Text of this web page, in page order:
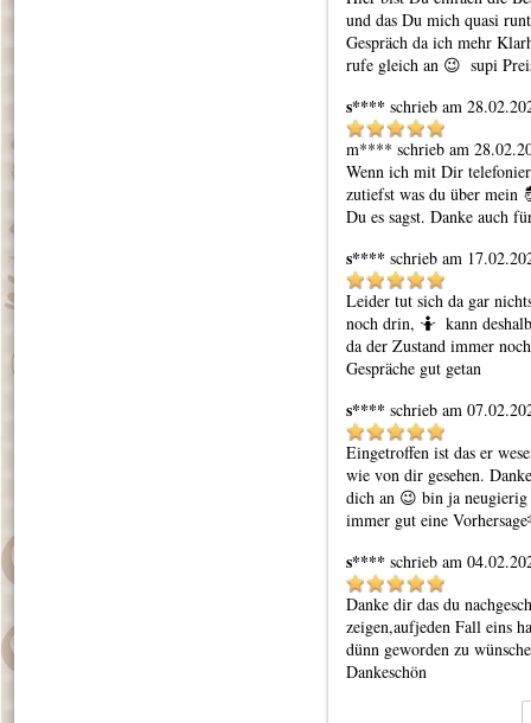
und das Du mich quasi
Gespräch da ich mehr
rufe gleich an 😉  supi
s**** schrieb am
m**** schrieb am
Wenn ich mit Dir
zutiefst was du über mein
Du es sagst. Danke auch
s**** schrieb am
Leider tut sich da gar
noch drin, 🤷  kann
da der Zustand immer
Gespräche gut getan
s**** schrieb am
Eingetroffen ist das er
wie von dir gesehen.
dich an 😉 bin ja
immer gut eine
s**** schrieb am
Danke dir das du
zeigen,aufjeden Fall eins
dünn geworden zu
Dankeschön